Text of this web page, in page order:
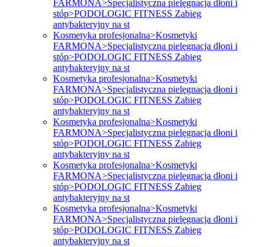
FARMONA>Specjalistyczna pielęgnacja dłoni i
stóp>PODOLOGIC FITNESS Zabieg
antybakteryjny na st
Kosmetyka profesjonalna>Kosmetyki
FARMONA>Specjalistyczna pielęgnacja dłoni i
stóp>PODOLOGIC FITNESS Zabieg
antybakteryjny na st
Kosmetyka profesjonalna>Kosmetyki
FARMONA>Specjalistyczna pielęgnacja dłoni i
stóp>PODOLOGIC FITNESS Zabieg
antybakteryjny na st
Kosmetyka profesjonalna>Kosmetyki
FARMONA>Specjalistyczna pielęgnacja dłoni i
stóp>PODOLOGIC FITNESS Zabieg
antybakteryjny na st
Kosmetyka profesjonalna>Kosmetyki
FARMONA>Specjalistyczna pielęgnacja dłoni i
stóp>PODOLOGIC FITNESS Zabieg
antybakteryjny na st
Kosmetyka profesjonalna>Kosmetyki
FARMONA>Specjalistyczna pielęgnacja dłoni i
stóp>PODOLOGIC FITNESS Zabieg
antybakteryjny na st